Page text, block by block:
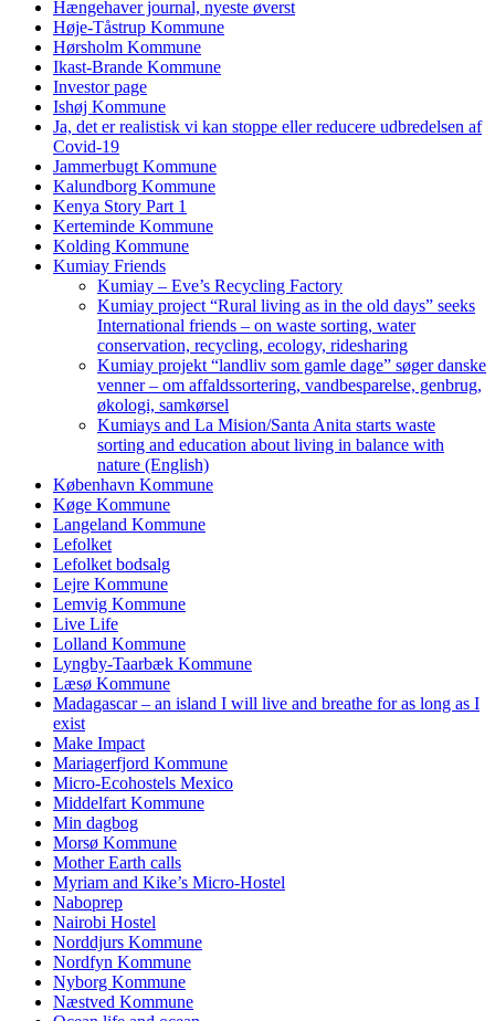
Hængehaver journal, nyeste øverst
Høje-Tåstrup Kommune
Hørsholm Kommune
Ikast-Brande Kommune
Investor page
Ishøj Kommune
Ja, det er realistisk vi kan stoppe eller reducere udbredelsen af
Covid-19
Jammerbugt Kommune
Kalundborg Kommune
Kenya Story Part 1
Kerteminde Kommune
Kolding Kommune
Kumiay Friends
Kumiay – Eve’s Recycling Factory
Kumiay project “Rural living as in the old days” seeks
International friends – on waste sorting, water
conservation, recycling, ecology, ridesharing
Kumiay projekt “landliv som gamle dage” søger danske
venner – om affaldssortering, vandbesparelse, genbrug,
økologi, samkørsel
Kumiays and La Mision/Santa Anita starts waste
sorting and education about living in balance with
nature (English)
København Kommune
Køge Kommune
Langeland Kommune
Lefolket
Lefolket bodsalg
Lejre Kommune
Lemvig Kommune
Live Life
Lolland Kommune
Lyngby-Taarbæk Kommune
Læsø Kommune
Madagascar – an island I will live and breathe for as long as I
exist
Make Impact
Mariagerfjord Kommune
Micro-Ecohostels Mexico
Middelfart Kommune
Min dagbog
Morsø Kommune
Mother Earth calls
Myriam and Kike’s Micro-Hostel
Naboprep
Nairobi Hostel
Norddjurs Kommune
Nordfyn Kommune
Nyborg Kommune
Næstved Kommune